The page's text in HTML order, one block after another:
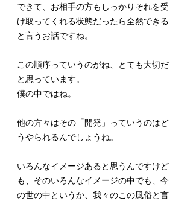
できて、お相手の方もしっかりそれを受
け取ってくれる状態だったら全然できる
と言うお話ですね。
この順序っていうのがね、とても大切だ
と思っています。
僕の中ではね。
他の方々はその「開発」っていうのはど
うやられるんでしょうね。
いろんなイメージあると思うんですけど
も、そのいろんなイメージの中でも、今
の世の中というか、我々のこの風俗と言